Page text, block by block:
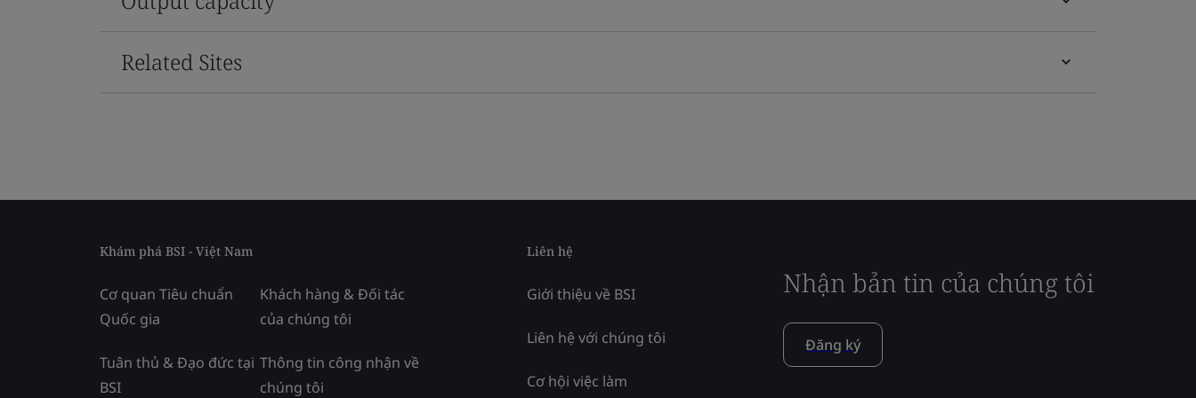
Related Sites
Khám phá BSI - Việt Nam
Cơ quan Tiêu chuẩn
Quốc gia
Tuân thủ & Đạo đức tại
BSI
Khách hàng & Đối tác
của chúng tôi
Thông tin công nhận về
chúng tôi
Liên hệ
Giới thiệu về BSI
Liên hệ với chúng tôi
Cơ hội việc làm
Nhận bản tin của chúng tôi
Đăng ký